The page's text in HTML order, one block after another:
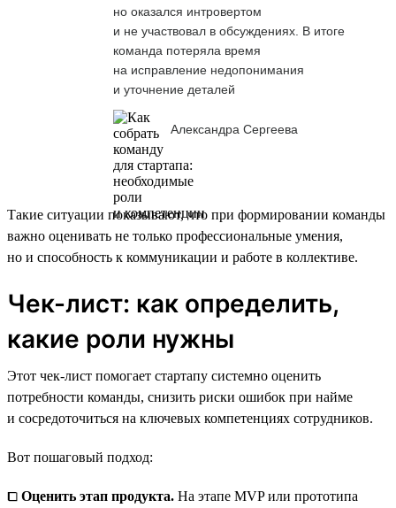
но оказался интровертом
и не участвовал в обсуждениях. В итоге
команда потеряла время
на исправление недопонимания
и уточнение деталей
Александра Сергеева
Такие ситуации показывают, что при формировании команды
важно оценивать не только профессиональные умения,
но и способность к коммуникации и работе в коллективе.
Чек-лист: как определить,
какие роли нужны
Этот чек-лист помогает стартапу системно оценить
потребности команды, снизить риски ошибок при найме
и сосредоточиться на ключевых компетенциях сотрудников.
Вот пошаговый подход:
⧠ Оценить этап продукта. На этапе MVP или прототипа